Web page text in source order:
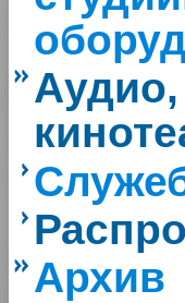
Архив